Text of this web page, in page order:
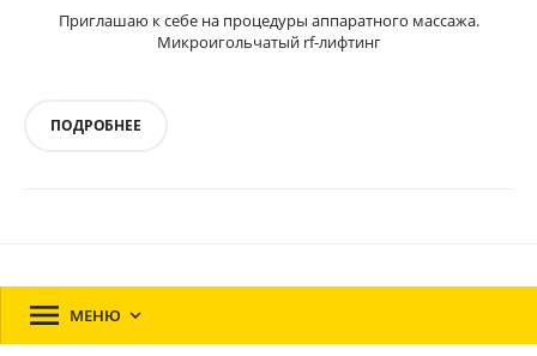
Приглашаю к себе на процедуры аппаратного массажа.
Микроигольчатый rf-лифтинг
ПОДРОБНЕЕ
 МЕНЮ 